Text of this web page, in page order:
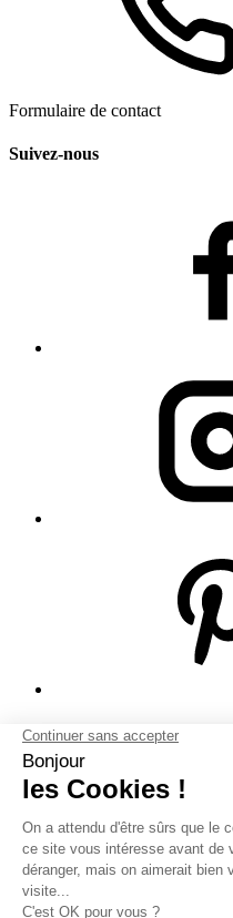
Formulaire de contact
Suivez-nous
© Bodeor 2026